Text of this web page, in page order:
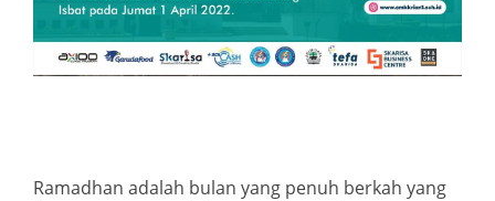
Ramadhan adalah bulan yang penuh berkah yang